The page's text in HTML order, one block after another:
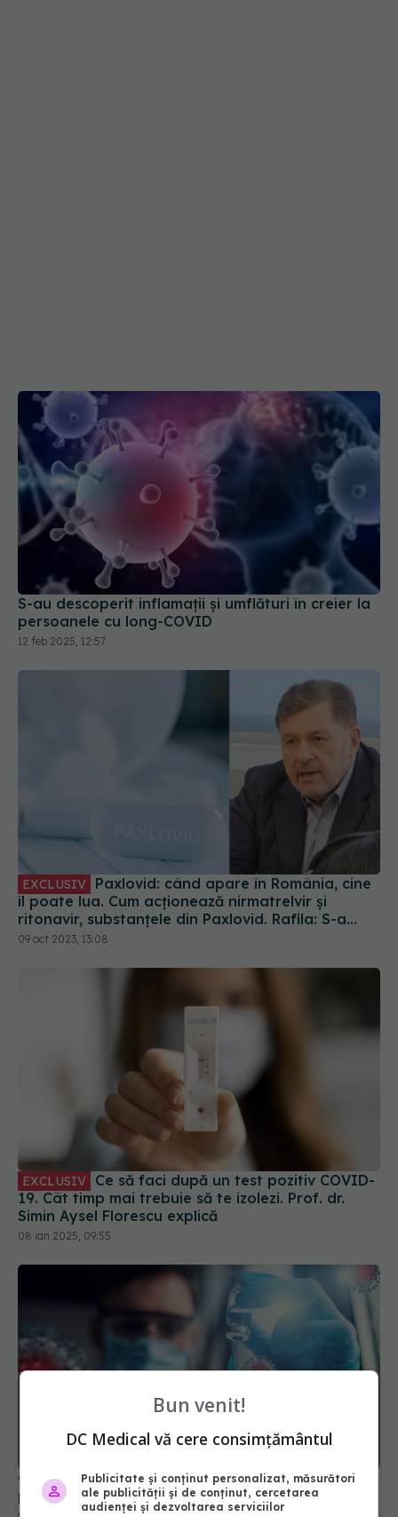
S-au descoperit inflamaţii și umflături în creier la
persoanele cu long-COVID
12 feb 2025, 12:57
îl poate lua. Cum acționează nirmatrelvir și
ritonavir, substanțele din Paxlovid. Rafila: S-a
semnat contractul. Va fi disponibil la
recomandarea medicului
09 oct 2023, 13:08
EXCLUSIV
19. Cât timp mai trebuie să te izolezi. Prof. dr.
Simin Aysel Florescu explică
08 ian 2025, 09:55
China rupe tăcerea: SUA a creat COVID! Au
publicat dovezile lor care exclud că Wuhan a fost
cauza
30 apr 2025, 22:14
Bun venit!
DC Medical vă cere consimțământul
Publicitate și conținut personalizat, măsurători
ale publicității și de conținut, cercetarea
audienței și dezvoltarea serviciilor